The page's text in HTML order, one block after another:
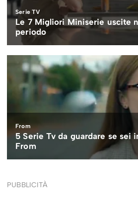
PUBBLICITÀ